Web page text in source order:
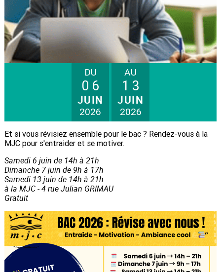
DU
06
JUIN
2026
AU
13
JUIN
2026
Et si vous révisiez ensemble pour le bac ? Rendez-vous à la
MJC pour s'entraider et se motiver.
Samedi 6 juin de 14h à 21h
Dimanche 7 juin de 9h à 17h
Samedi 13 juin de 14h à 21h
à la MJC - 4 rue Julian GRIMAU
Gratuit